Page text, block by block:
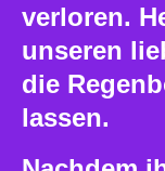
verloren.
unseren
die
lassen.